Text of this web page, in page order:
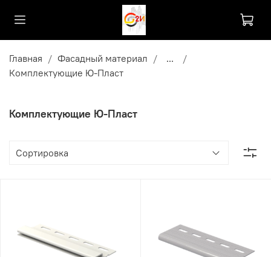
Главная Фасадный материал
...
Комплектующие Ю-Пласт
Комплектующие Ю-Пласт